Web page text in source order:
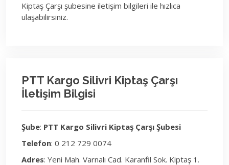
Kiptaş Çarşı şubesine iletişim bilgileri ile hızlıca
ulaşabilirsiniz.
PTT Kargo Silivri Kiptaş Çarşı
İletişim Bilgisi
Şube: PTT Kargo Silivri Kiptaş Çarşı Şubesi
Telefon: 0 212 729 0074
Adres: Yeni Mah. Varnalı Cad. Karanfil Sok. Kiptaş 1.